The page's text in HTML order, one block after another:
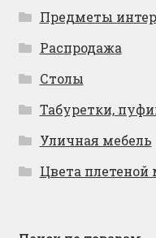
Предметы
Распродажа
Столы
Табуретки,
Уличная мебель
Цвета плетеной